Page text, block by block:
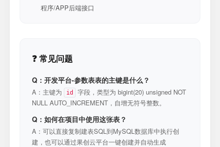
程序/APP后端接口
❓ 常见问题
Q：开发平台-参数表表的主键是什么？
A：主键为 id
字段，类型为 bigint(20) unsigned NOT
NULL AUTO_INCREMENT，自增无符号整数。
Q：如何在项目中使用这张表？
A：可以直接复制建表SQL到MySQL数据库中执行创
建，也可以通过果创云平台一键创建并自动生成